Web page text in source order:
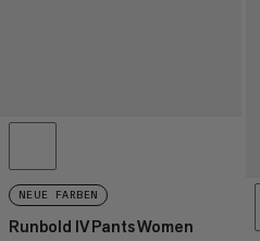
NEUE FARBEN
Runbold IV Pants Women